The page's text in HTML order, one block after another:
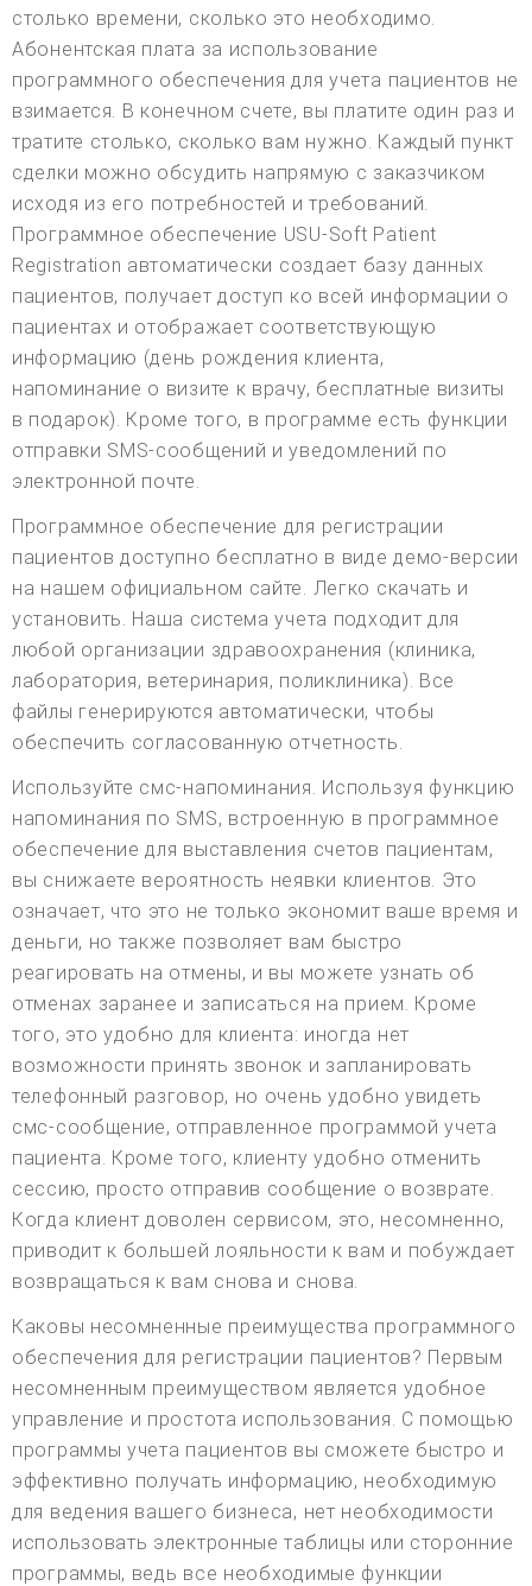
столько времени, сколько это необходимо.
Абонентская плата за использование
программного обеспечения для учета пациентов не
взимается. В конечном счете, вы платите один раз и
тратите столько, сколько вам нужно. Каждый пункт
сделки можно обсудить напрямую с заказчиком
исходя из его потребностей и требований.
Программное обеспечение USU-Soft Patient
Registration автоматически создает базу данных
пациентов, получает доступ ко всей информации о
пациентах и отображает соответствующую
информацию (день рождения клиента,
напоминание о визите к врачу, бесплатные визиты
в подарок). Кроме того, в программе есть функции
отправки SMS-сообщений и уведомлений по
электронной почте.
Программное обеспечение для регистрации
пациентов доступно бесплатно в виде демо-версии
на нашем официальном сайте. Легко скачать и
установить. Наша система учета подходит для
любой организации здравоохранения (клиника,
лаборатория, ветеринария, поликлиника). Все
файлы генерируются автоматически, чтобы
обеспечить согласованную отчетность.
Используйте смс-напоминания. Используя функцию
напоминания по SMS, встроенную в программное
обеспечение для выставления счетов пациентам,
вы снижаете вероятность неявки клиентов. Это
означает, что это не только экономит ваше время и
деньги, но также позволяет вам быстро
реагировать на отмены, и вы можете узнать об
отменах заранее и записаться на прием. Кроме
того, это удобно для клиента: иногда нет
возможности принять звонок и запланировать
телефонный разговор, но очень удобно увидеть
смс-сообщение, отправленное программой учета
пациента. Кроме того, клиенту удобно отменить
сессию, просто отправив сообщение о возврате.
Когда клиент доволен сервисом, это, несомненно,
приводит к большей лояльности к вам и побуждает
возвращаться к вам снова и снова.
Каковы несомненные преимущества программного
обеспечения для регистрации пациентов? Первым
несомненным преимуществом является удобное
управление и простота использования. С помощью
программы учета пациентов вы сможете быстро и
эффективно получать информацию, необходимую
для ведения вашего бизнеса, нет необходимости
использовать электронные таблицы или сторонние
программы, ведь все необходимые функции